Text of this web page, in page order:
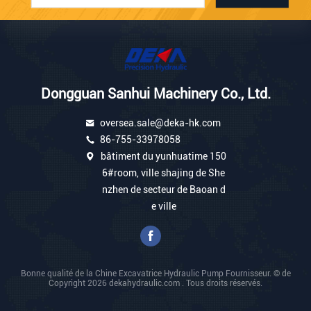
Dongguan Sanhui Machinery Co., Ltd.
oversea.sale@deka-hk.com
86-755-33978058
bâtiment du yunhuatime 150
6#room, ville shajing de She
nzhen de secteur de Baoan d
e ville
Bonne qualité de la Chine Excavatrice Hydraulic Pump Fournisseur. © de
Copyright 2026 dekahydraulic.com . Tous droits réservés.